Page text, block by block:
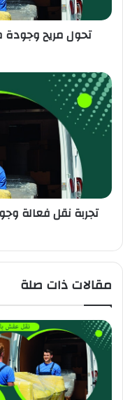
تحول مريح
تجربة نقل فعالة
مقالات ذات صلة